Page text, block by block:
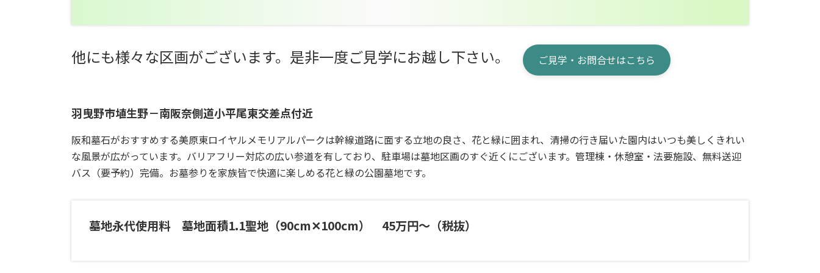
他にも様々な区画がございます。是非一度ご見学にお越し下さい。 ご見学・お問合せはこちら
羽曳野市埴生野－南阪奈側道小平尾東交差点付近
阪和墓石がおすすめする美原東ロイヤルメモリアルパークは幹線道路に面する立地の良さ、花と緑に囲まれ、清掃の行き届いた園内はいつも美しくきれい
な風景が広がっています。バリアフリー対応の広い参道を有しており、駐車場は墓地区画のすぐ近くにございます。管理棟・休憩室・法要施設、無料送迎
バス（要予約）完備。お墓参りを家族皆で快適に楽しめる花と緑の公園墓地です。
墓地永代使用料 墓地面積1.1聖地（90cm✕100cm） 45万円～（税抜）